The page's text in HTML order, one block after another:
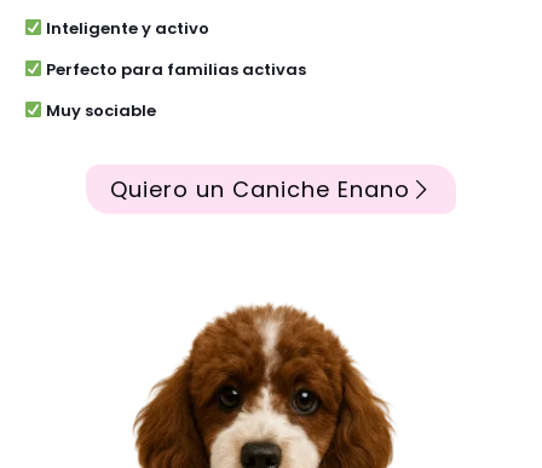
Inteligente y activo
Perfecto para familias activas
Muy sociable
Quiero un Caniche Enano